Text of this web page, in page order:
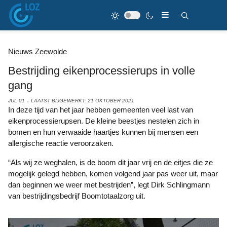
Nieuws Zeewolde
Bestrijding eikenprocessierups in volle
gang
JUL 01 LAATST BIJGEWERKT: 21 OKTOBER 2021
In deze tijd van het jaar hebben gemeenten veel last van
eikenprocessierupsen. De kleine beestjes nestelen zich in
bomen en hun verwaaide haartjes kunnen bij mensen een
allergische reactie veroorzaken.
“Als wij ze weghalen, is de boom dit jaar vrij en de eitjes die ze
mogelijk gelegd hebben, komen volgend jaar pas weer uit, maar
dan beginnen we weer met bestrijden”, legt Dirk Schlingmann
van bestrijdingsbedrijf Boomtotaalzorg uit.